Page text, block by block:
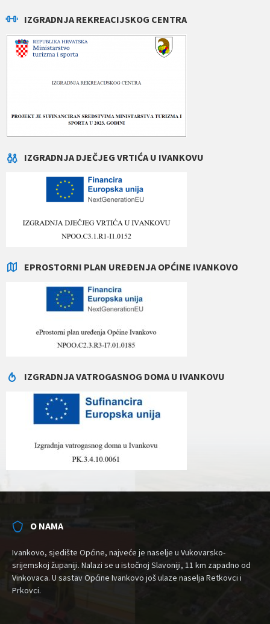
IZGRADNJA REKREACIJSKOG CENTRA
IZGRADNJA DJEČJEG VRTIĆA U IVANKOVU
EPROSTORNI PLAN UREĐENJA OPĆINE IVANKOVO
IZGRADNJA VATROGASNOG DOMA U IVANKOVU
O NAMA
Ivankovo, sjedište Općine, najveće je naselje u Vukovarsko-
srijemskoj županiji. Nalazi se u istočnoj Slavoniji, 11 km zapadno od
Vinkovaca. U sastav Općine Ivankovo još ulaze naselja Retkovci i
Prkovci.